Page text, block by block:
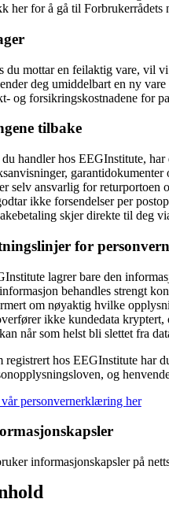
her for å gå til Forbrukerrådets
du mottar en feilaktig vare, vil
deg umiddelbart en ny
og forsikringskostnadene for
tilbake
handler hos EEGInstitute,
selv ansvarlig for returportoen
ikke forsendelser per
skjer direkte til deg
for personvern
lagrer bare den
behandles strengt
om nøyaktig hvilke
ikke kundedata kryptert,
når som helst bli slettet fra
registrert hos EEGInstitute har
og
personvernerklæring her
informasjonskapsler på